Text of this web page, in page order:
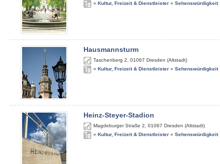
» Kultur, Freizeit & Dienstleister » Sehenswürdigkeit
Hausmannsturm
Taschenberg 2 01067 Dresden (Altstadt)
» Kultur, Freizeit & Dienstleister » Sehenswürdigkeit
Heinz-Steyer-Stadion
Magdeburger Straße 2 01067 Dresden (Altstadt)
» Kultur, Freizeit & Dienstleister » Sehenswürdigkeit